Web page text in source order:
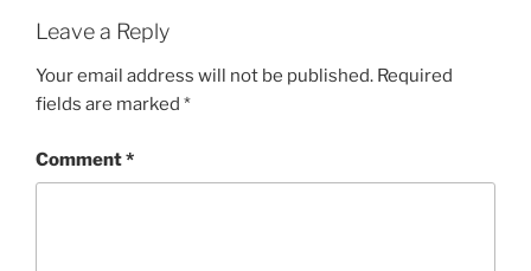
Leave a Reply
Your email address will not be published. Required
fields are marked *
Comment*